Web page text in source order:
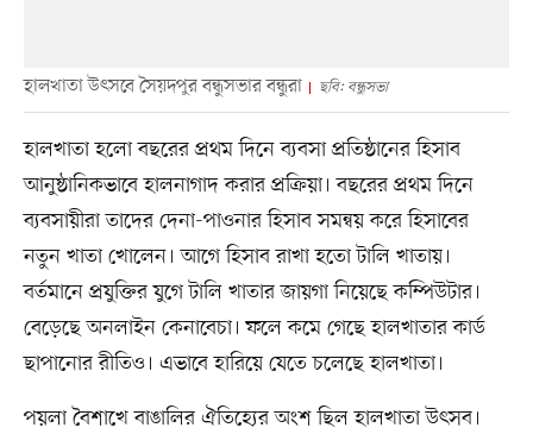
হালখাতা উৎসবে সৈয়দপুর বন্ধুসভার বন্ধুরা ছবি: বন্ধুসভা
হালখাতা হলো বছরের প্রথম দিনে ব্যবসা প্রতিষ্ঠানের হিসাব
আনুষ্ঠানিকভাবে হালনাগাদ করার প্রক্রিয়া। বছরের প্রথম দিনে
ব্যবসায়ীরা তাদের দেনা-পাওনার হিসাব সমন্বয় করে হিসাবের
নতুন খাতা খোলেন। আগে হিসাব রাখা হতো টালি খাতায়।
বর্তমানে প্রযুক্তির যুগে টালি খাতার জায়গা নিয়েছে কম্পিউটার।
বেড়েছে অনলাইন কেনাবেচা। ফলে কমে গেছে হালখাতার কার্ড
ছাপানোর রীতিও। এভাবে হারিয়ে যেতে চলেছে হালখাতা।
পয়লা বৈশাখে বাঙালির ঐতিহ্যের অংশ ছিল হালখাতা উৎসব।